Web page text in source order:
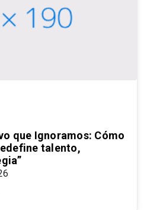
que Ignoramos: Cómo
talento,